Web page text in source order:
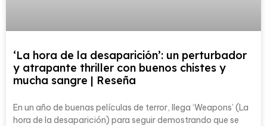
‘La hora de la desaparición’: un perturbador
y atrapante thriller con buenos chistes y
mucha sangre | Reseña
En un año de buenas películas de terror, llega ‘Weapons’ (La
hora de la desaparición) para seguir demostrando que se